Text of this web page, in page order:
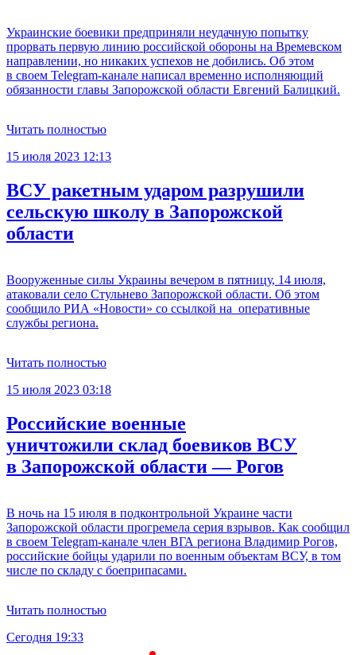
Украинские боевики предприняли неудачную попытку
прорвать первую линию российской обороны на Времевском
направлении, но никаких успехов не добились. Об этом
в своем Telegram-канале написал временно исполняющий
обязанности главы Запорожской области Евгений Балицкий.
Читать полностью
15 июля 2023 12:13
ВСУ ракетным ударом разрушили
сельскую школу в Запорожской
области
Вооруженные силы Украины вечером в пятницу, 14 июля,
атаковали село Стульнево Запорожской области. Об этом
сообщило РИА «Новости» со ссылкой на оперативные
службы региона.
Читать полностью
15 июля 2023 03:18
Российские военные
уничтожили склад боевиков ВСУ
в Запорожской области — Рогов
В ночь на 15 июля в подконтрольной Украине части
Запорожской области прогремела серия взрывов. Как сообщил
в своем Telegram-канале член ВГА региона Владимир Рогов,
российские бойцы ударили по военным объектам ВСУ, в том
числе по складу с боеприпасами.
Читать полностью
Сегодня 19:33